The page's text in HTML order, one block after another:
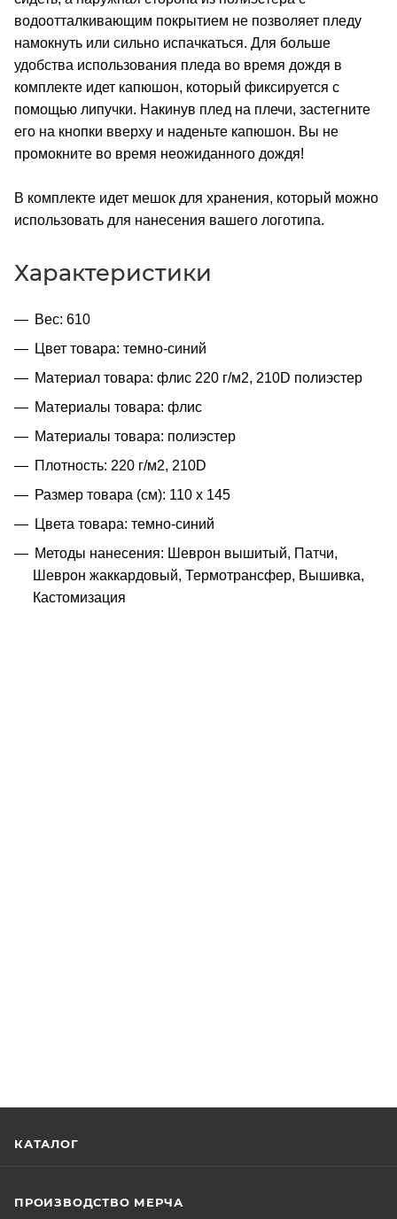
водоотталкивающим покрытием не позволяет пледу
намокнуть или сильно испачкаться. Для больше
удобства использования пледа во время дождя в
комплекте идет капюшон, который фиксируется с
помощью липучки. Накинув плед на плечи, застегните
его на кнопки вверху и наденьте капюшон. Вы не
промокните во время неожиданного дождя!
В комплекте идет мешок для хранения, который можно
использовать для нанесения вашего логотипа.
Характеристики
Вес: 610
Цвет товара: темно-синий
Материал товара: флис 220 г/м2, 210D полиэстер
Материалы товара: флис
Материалы товара: полиэстер
Плотность: 220 г/м2, 210D
Размер товара (см): 110 х 145
Цвета товара: темно-синий
Методы нанесения: Шеврон вышитый, Патчи,
Шеврон жаккардовый, Термотрансфер, Вышивка,
Кастомизация
КАТАЛОГ
ПРОИЗВОДСТВО МЕРЧА